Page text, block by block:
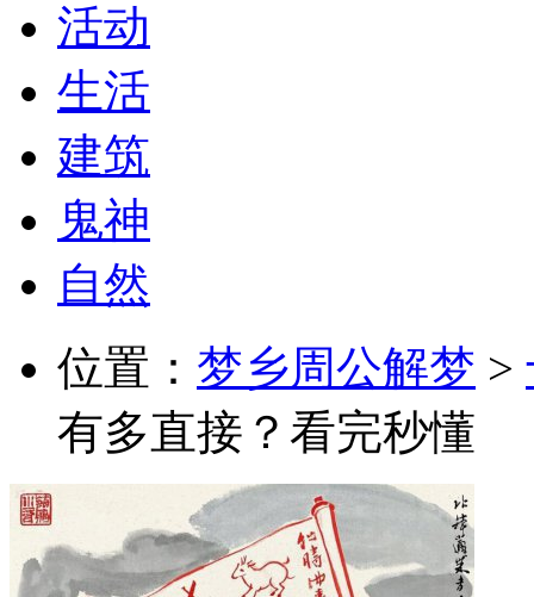
活动
生活
建筑
鬼神
自然
位置： 梦乡周公解梦 >
有多直接？看完秒懂